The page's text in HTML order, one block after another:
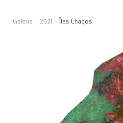
Galerie 2021 Îles Chagos